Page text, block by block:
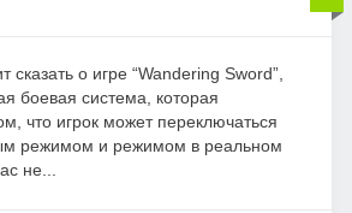
сказать о игре “Wandering Sword”,
боевая система, которая
что игрок может переключаться
режимом и режимом в реальном
не...